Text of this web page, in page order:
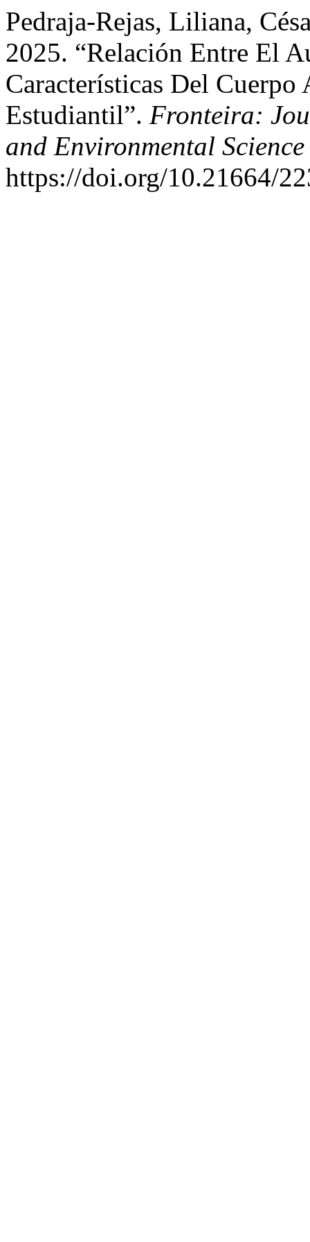
Pedraja-Rejas, Liliana,
2025. “Relación Entre El
Características Del
Estudiantil”. Fronteira:
and Environmental Science
https://doi.org/10.21664/